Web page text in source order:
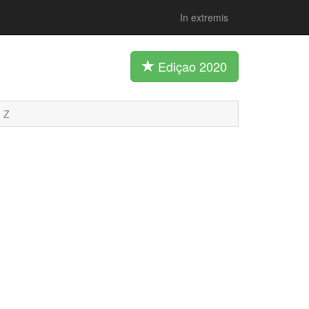
In extremis
Ediçao 2020
Z